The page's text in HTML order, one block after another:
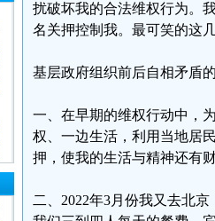
扰破坏我的合法维权行为。
名关押控制我。最可笑的这
基层政府组织前后自相矛盾
一、在早期的维权行动中，
权、一边生活，利用当地居
押，使我的生活与精神还有
二、2022年3月份我又去北